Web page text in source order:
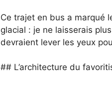
Ce trajet en bus a marqué
glacial : je ne laisserais
devraient lever les yeux
## L’architecture du